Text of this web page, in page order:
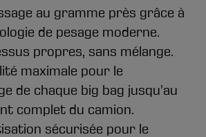
au gramme près grâce à
de pesage moderne.
propres, sans mélange.
maximale pour le
de chaque big bag jusqu’au
complet du camion.
sécurisée pour le